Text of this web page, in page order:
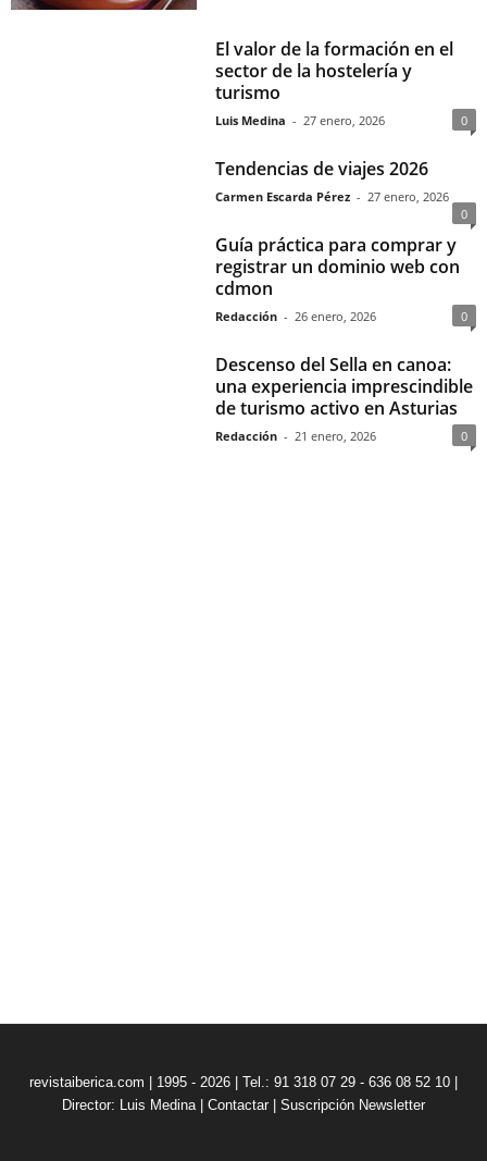
El valor de la formación en el
sector de la hostelería y
turismo
Luis Medina - 27 enero, 2026 0
Tendencias de viajes 2026
Carmen Escarda Pérez - 27 enero, 2026
0
Guía práctica para comprar y
registrar un dominio web con
cdmon
Redacción - 26 enero, 2026 0
Descenso del Sella en canoa:
una experiencia imprescindible
de turismo activo en Asturias
Redacción - 21 enero, 2026 0
revistaiberica.com | 1995 - 2026 | Tel.: 91 318 07 29 - 636 08 52 10 |
Director: Luis Medina | Contactar | Suscripción Newsletter